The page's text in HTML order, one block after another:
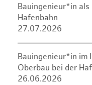
Bauingenieur*in
Hafenbahn
27.07.2026
Bauingenieur*in im
Oberbau bei der
26.06.2026